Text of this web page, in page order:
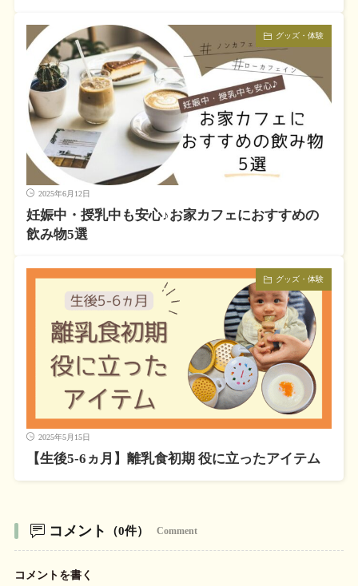
グッズ・体験
2025年6月12日
妊娠中・授乳中も安心♪お家カフェにおすすめの
飲み物5選
グッズ・体験
2025年5月15日
【生後5-6ヵ月】離乳食初期 役に立ったアイテム
コメント （0件） Comment
コメントを書く